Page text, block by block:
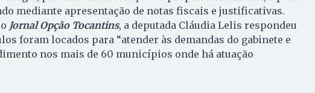
mediante apresentação de notas fiscais e justificativas.
Jornal Opção Tocantins, a deputada Cláudia Lelis respondeu
foram locados para “atender às demandas do gabinete e
nos mais de 60 municípios onde há atuação